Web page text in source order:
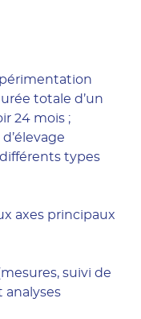
totale d’un
24 mois ;
types
axes principaux
suivi de
analyses